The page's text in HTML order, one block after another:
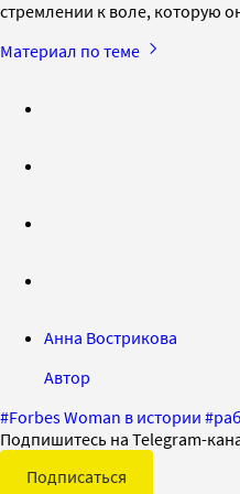
стремлении к воле, которую
Материал по теме
Анна Вострикова
Автор
#Forbes Woman в истории #
Подпишитесь на Telegram-
Подписаться